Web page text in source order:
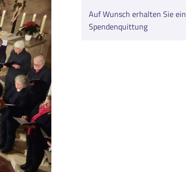
Auf Wunsch erhalten Sie ein
Spendenquittung